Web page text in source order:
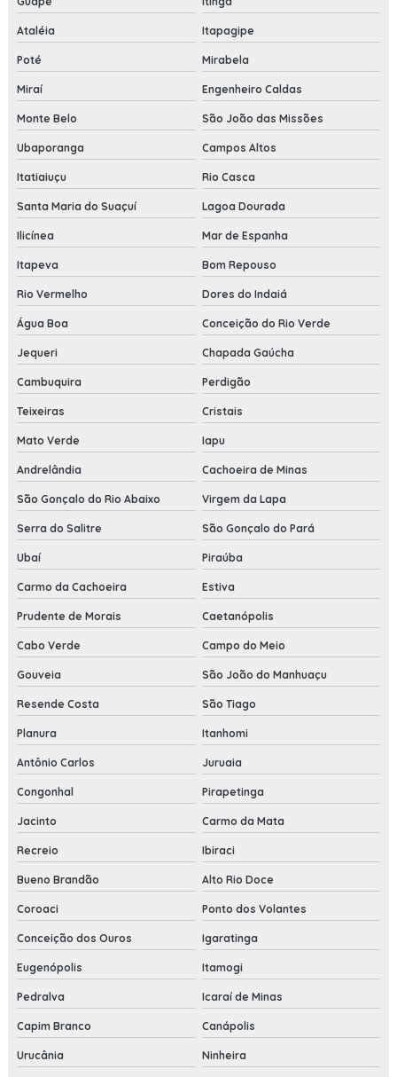
Ataléia Itapagipe
Poté Mirabela
Miraí Engenheiro Caldas
Monte Belo São João das Missões
Ubaporanga Campos Altos
Itatiaiuçu Rio Casca
Santa Maria do Suaçuí Lagoa Dourada
Ilicínea Mar de Espanha
Itapeva Bom Repouso
Rio Vermelho Dores do Indaiá
Água Boa Conceição do Rio Verde
Jequeri Chapada Gaúcha
Cambuquira Perdigão
Teixeiras Cristais
Mato Verde Iapu
Andrelândia Cachoeira de Minas
São Gonçalo do Rio Abaixo Virgem da Lapa
Serra do Salitre São Gonçalo do Pará
Ubaí Piraúba
Carmo da Cachoeira Estiva
Prudente de Morais Caetanópolis
Cabo Verde Campo do Meio
Gouveia São João do Manhuaçu
Resende Costa São Tiago
Planura Itanhomi
Antônio Carlos Juruaia
Congonhal Pirapetinga
Jacinto Carmo da Mata
Recreio Ibiraci
Bueno Brandão Alto Rio Doce
Coroaci Ponto dos Volantes
Conceição dos Ouros Igaratinga
Eugenópolis Itamogi
Pedralva Icaraí de Minas
Capim Branco Canápolis
Urucânia Ninheira